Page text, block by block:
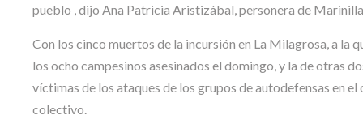
pueblo , dijo Ana Patricia Aristizábal, personera de
Con los cinco muertos de la incursión en La Milagrosa, a la
los ocho campesinos asesinados el domingo, y la de otras
víctimas de los ataques de los grupos de autodefensas en
colectivo.